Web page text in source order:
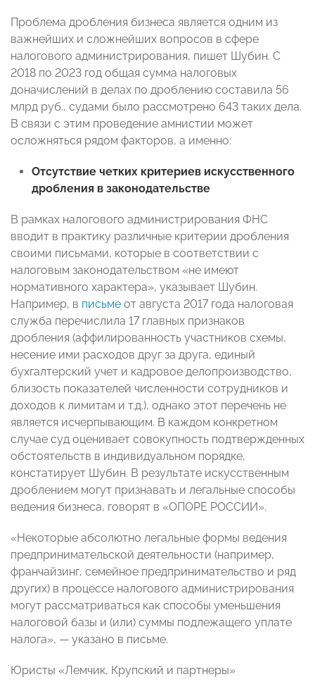
Проблема дробления бизнеса является одним из
важнейших и сложнейших вопросов в сфере
налогового администрирования, пишет Шубин. C
2018 по 2023 год общая сумма налоговых
доначислений в делах по дроблению составила 56
млрд руб., судами было рассмотрено 643 таких дела.
В связи с этим проведение амнистии может
осложняться рядом факторов, а именно:
Отсутствие четких критериев искусственного
дробления в законодательстве
В рамках налогового администрирования ФНС
вводит в практику различные критерии дробления
своими письмами, которые в соответствии с
налоговым законодательством «не имеют
нормативного характера», указывает Шубин.
Например, в письме от августа 2017 года налоговая
служба перечислила 17 главных признаков
дробления (аффилированность участников схемы,
несение ими расходов друг за друга, единый
бухгалтерский учет и кадровое делопроизводство,
близость показателей численности сотрудников и
доходов к лимитам и т.д.), однако этот перечень не
является исчерпывающим. В каждом конкретном
случае суд оценивает совокупность подтвержденных
обстоятельств в индивидуальном порядке,
констатирует Шубин. В результате искусственным
дроблением могут признавать и легальные способы
ведения бизнеса, говорят в «ОПОРЕ РОССИИ».
«Некоторые абсолютно легальные формы ведения
предпринимательской деятельности (например,
франчайзинг, семейное предпринимательство и ряд
других) в процессе налогового администрирования
могут рассматриваться как способы уменьшения
налоговой базы и (или) суммы подлежащего уплате
налога», — указано в письме.
Юристы «Лемчик, Крупский и партнеры»